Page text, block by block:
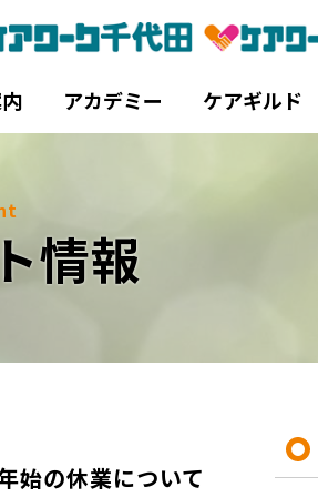
アカデミー ケアギルド
情報
始の休業について